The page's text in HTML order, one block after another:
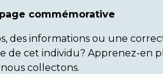
commémorative
des informations ou une
de cet individu? Apprenez-en
collectons.